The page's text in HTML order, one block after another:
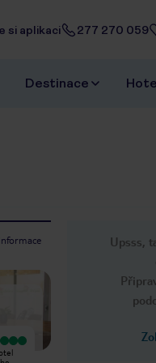
si aplikaci 277 270 059
Destinace
Upsss,
Next slide
1/ 17